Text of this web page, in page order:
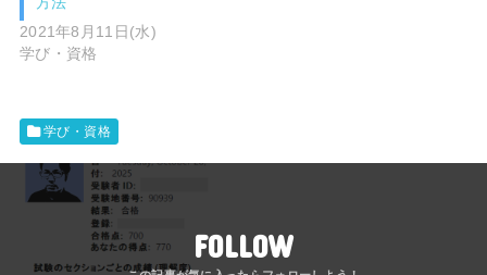
2021年8月11日(水)
学び・資格
学び・資格
FOLLOW